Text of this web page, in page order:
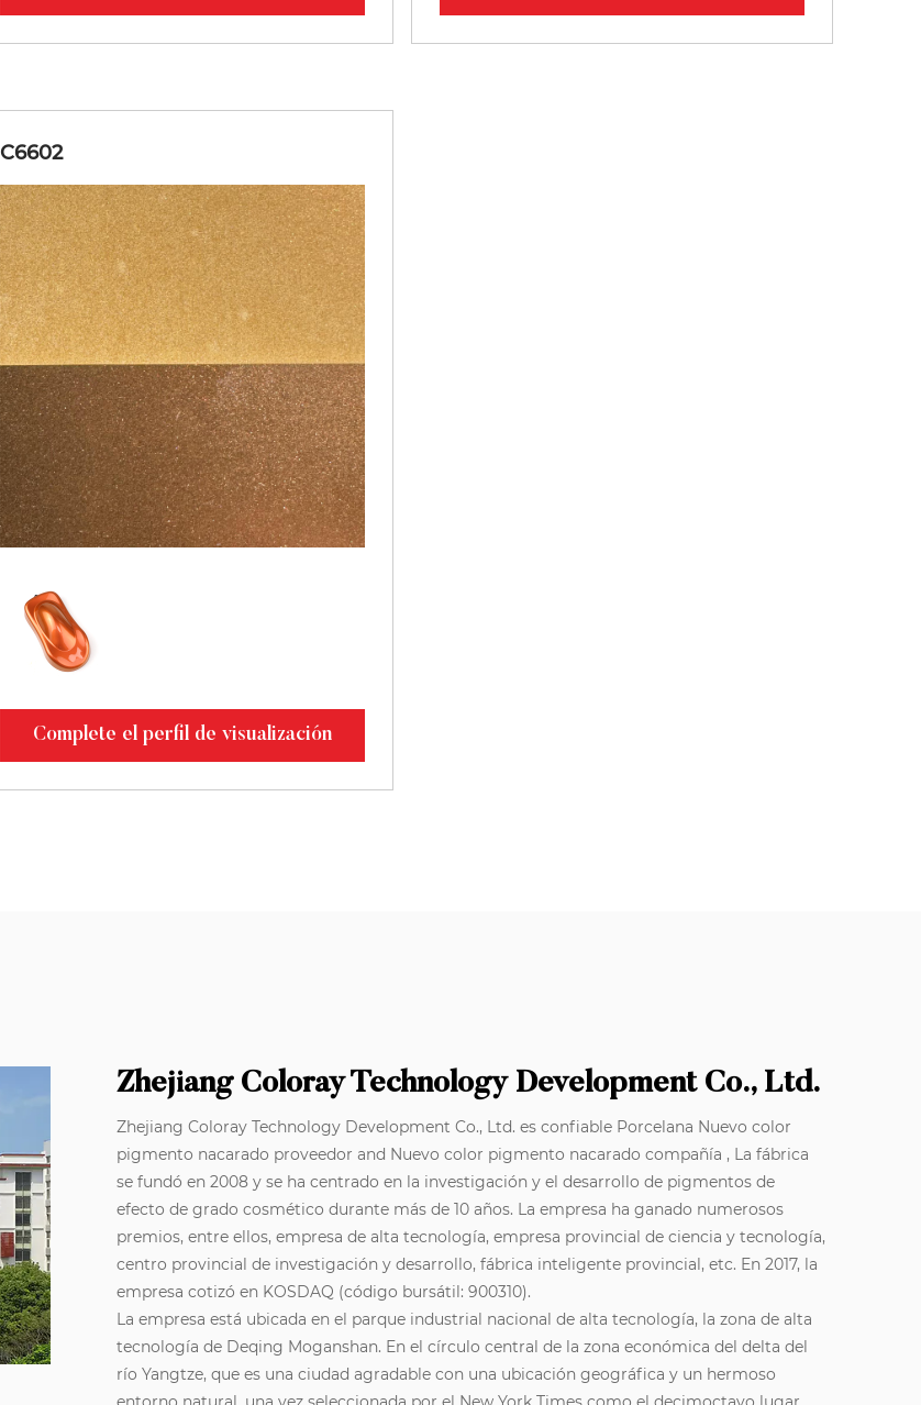
C6602
Complete el perfil de visualización
Zhejiang Coloray Technology Development Co., Ltd.
Zhejiang Coloray Technology Development Co., Ltd. es confiable Porcelana Nuevo color
pigmento nacarado proveedor and Nuevo color pigmento nacarado compañía , La fábrica
se fundó en 2008 y se ha centrado en la investigación y el desarrollo de pigmentos de
efecto de grado cosmético durante más de 10 años. La empresa ha ganado numerosos
premios, entre ellos, empresa de alta tecnología, empresa provincial de ciencia y tecnología,
centro provincial de investigación y desarrollo, fábrica inteligente provincial, etc. En 2017, la
empresa cotizó en KOSDAQ (código bursátil: 900310).
La empresa está ubicada en el parque industrial nacional de alta tecnología, la zona de alta
tecnología de Deqing Moganshan. En el círculo central de la zona económica del delta del
río Yangtze, que es una ciudad agradable con una ubicación geográfica y un hermoso